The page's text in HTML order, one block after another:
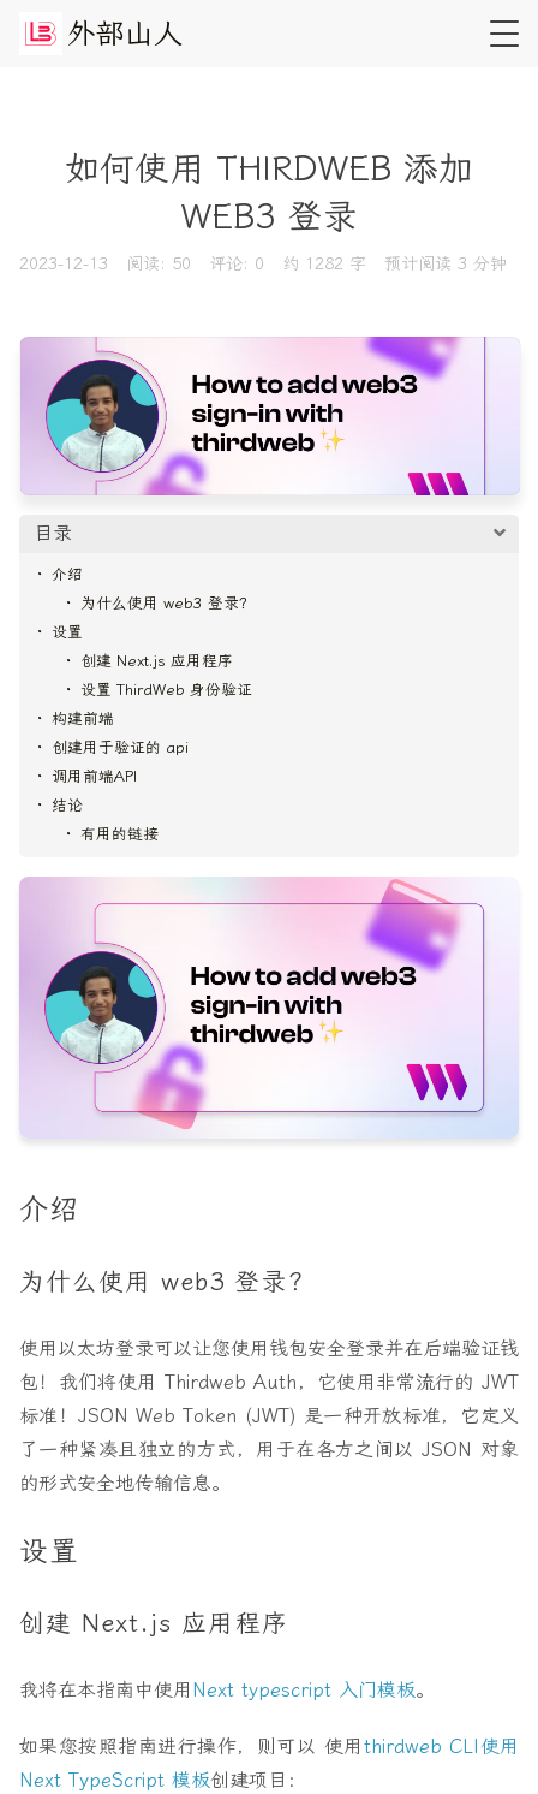
外部山 人
如何使用 THIRDWEB 添加
WEB3 登录
2023-12-13 阅读: 50 评论: 0 约 1282 字 预计阅读 3 分钟
目录
介绍
为什么使用 web3 登录？
设置
创建 Next.js 应用程序
设置 ThirdWeb 身份验证
构建前端
创建用于验证的 api
调用前端API
结论
有用的链接
介绍
为什么使用 web3 登录？
使用以太坊登录可以让您使用钱包安全登录并在后端验证钱
包！我们将使用 Thirdweb Auth，它使用非常流行的 JWT
标准！JSON Web Token (JWT) 是一种开放标准，它定义
了一种紧凑且独立的方式，用于在各方之间以 JSON 对象
的形式安全地传输信息。
设置
创建 Next.js 应用程序
我将在本指南中使用 Next typescript 入门模板。
如果您按照指南进行操作，则可以 使用 thirdweb CLI使用
Next TypeScript 模板创建项目：